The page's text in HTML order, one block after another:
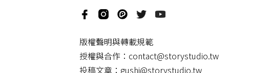
版權聲明與轉載規範
授權與合作： contact@storystudio.tw
投稿文章： gushi@storystudio.tw